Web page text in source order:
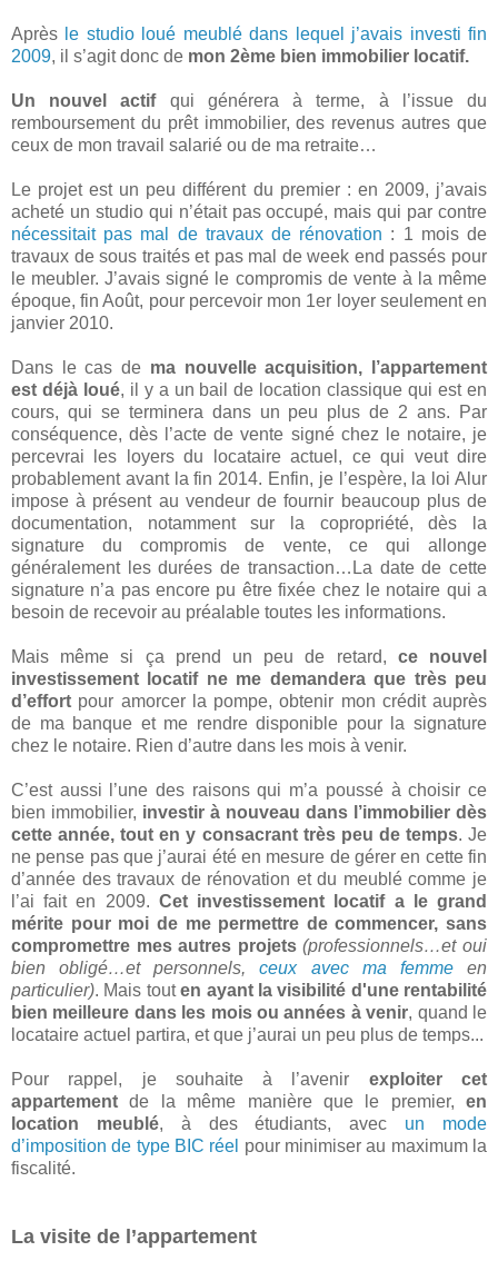
Après le studio loué meublé dans lequel j’avais investi fin
2009, il s’agit donc de mon 2ème bien immobilier locatif.
Un nouvel actifqui générera à terme, à l’issue du
remboursement du prêt immobilier, des revenus autres que
ceux de mon travail salarié ou de ma retraite…
Le projet est un peu différent du premier : en 2009, j’avais
acheté un studio qui n’était pas occupé, mais qui par contre
nécessitait pas mal de travaux de rénovation : 1 mois de
travaux de sous traités et pas mal de week end passés pour
le meubler. J’avais signé le compromis de vente à la même
époque, fin Août, pour percevoir mon 1er loyer seulement en
janvier 2010.
Dans le cas de ma nouvelle acquisition, l’appartement
est déjà loué, il y a un bail de location classique qui est en
cours, qui se terminera dans un peu plus de 2 ans. Par
conséquence, dès l’acte de vente signé chez le notaire, je
percevrai les loyers du locataire actuel, ce qui veut dire
probablement avant la fin 2014. Enfin, je l’espère, la loi Alur
impose à présent au vendeur de fournir beaucoup plus de
documentation, notamment sur la copropriété, dès la
signature du compromis de vente, ce qui allonge
généralement les durées de transaction…La date de cette
signature n’a pas encore pu être fixée chez le notaire qui a
besoin de recevoir au préalable toutes les informations.
Mais même si ça prend un peu de retard, ce nouvel
investissement locatif ne me demandera que très peu
d’effort pour amorcer la pompe, obtenir mon crédit auprès
de ma banque et me rendre disponible pour la signature
chez le notaire. Rien d’autre dans les mois à venir.
C’est aussi l’une des raisons qui m’a poussé à choisir ce
bien immobilier, investir à nouveau dans l’immobilier dès
cette année, tout en y consacrant très peu de temps. Je
ne pense pas que j’aurai été en mesure de gérer en cette fin
d’année des travaux de rénovation et du meublé comme je
l’ai fait en 2009. Cet investissement locatif a le grand
mérite pour moi de me permettre de commencer, sans
compromettre mes autres projets (professionnels…et oui
bien obligé…et personnels,ceux avec ma femmeen
particulier). Mais touten ayant la visibilité d'une rentabilité
bien meilleure dans les mois ou années à venir, quand le
locataire actuel partira, et que j’aurai un peu plus de temps...
Pour rappel, je souhaite à l’avenir exploiter cet
appartement de la même manière que le premier, en
location meublé, à des étudiants, avec un mode
d’imposition de type BIC réel pour minimiser au maximum la
fiscalité.
La visite de l’appartement